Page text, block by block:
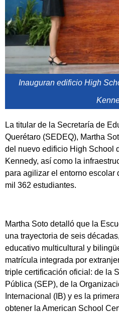
Inauguran edificio High
La titular de la Secretaría de
Querétaro (SEDEQ), Martha
del nuevo edificio High School
Kennedy, así como la
para agilizar el entorno escolar
mil 362 estudiantes.
Martha Soto detalló que la
una trayectoria de seis
educativo multicultural y
matrícula integrada por
triple certificación oficial: de la
Pública (SEP), de la
Internacional (IB) y es la
obtener la American School